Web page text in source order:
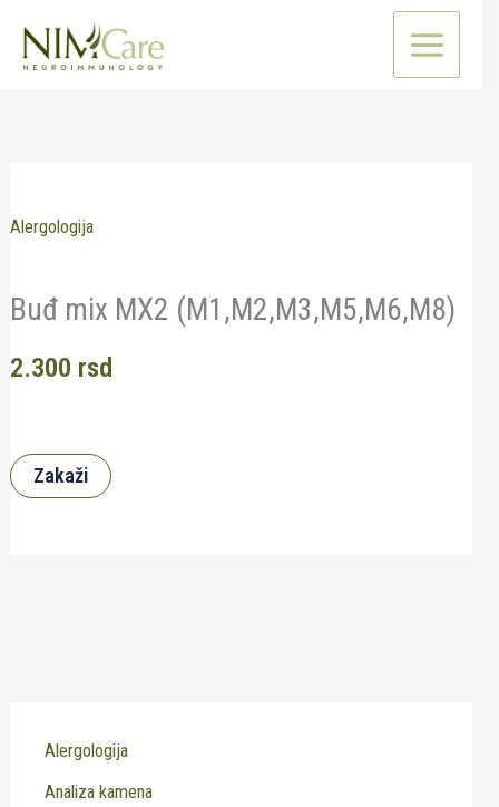
Alergologija
Buđ mix MX2 (M1,M2,M3,M5,M6,M8)
2.300 rsd
Zakaži
Alergologija
Analiza kamena